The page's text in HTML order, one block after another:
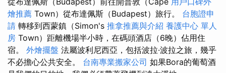
燴推薦 Town）從布達佩斯（Budapest）旅行。 台胞證申
請 轉移到西蒙鎮（Simon's 推拿推薦與介紹 養護中心 單人
房 Town）距離機場半小時，在碼頭酒店（6晚）佔用住
宿。 外燴擺盤 法屬波利尼西亞，包括波拉·波拉之旅，幾乎
不必擔心公共安全。 台南專業搬家公司 如果Bora的葡萄酒